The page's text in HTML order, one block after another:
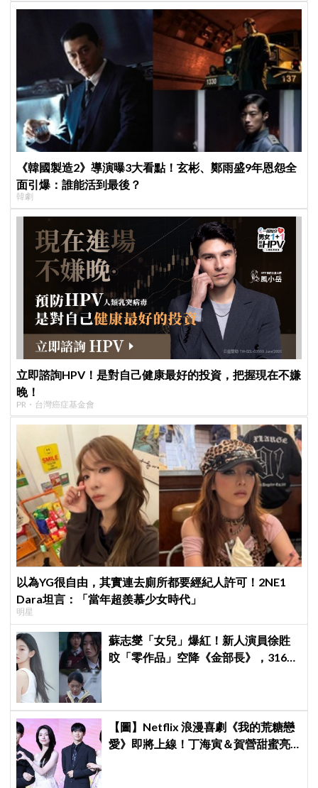
《韓國製造2》導演曝3大看點！玄彬、鄭雨盛9年恩怨全
面引爆：誰能活到最後？
韓劇
立即諮詢HPV！是對自己健康最好的投資，把握現在不嫌
晚！
PR・台灣癌症基金會
以為YG很自由，其實連去廁所都要經紀人許可！2NE1
Dara坦言：「當年超羨慕少女時代」
明星
蘇志燮「女兒」爆紅！新人演員徐貹
旼「零作品」空降《金部長》，316萬
【圖】Netflix 浪漫喜劇《我的荒糖戀
愛》即將上線！丁海寅＆賀營甜蜜亮